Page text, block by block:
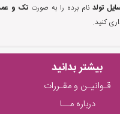
تولد نام برده را به صورت تک و
کنید.
بیشتر بدانید
قـوانیـن و مقـررات
درباره مــا